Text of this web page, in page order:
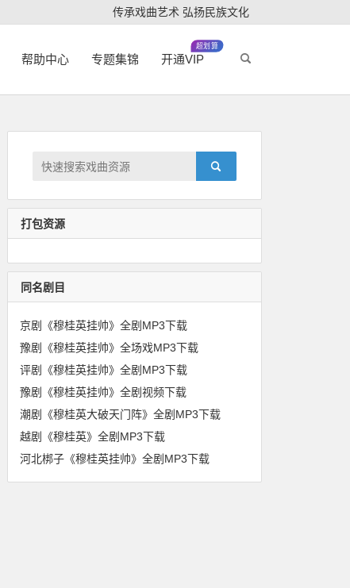
传承戏曲艺术 弘扬民族文化
帮助中心 专题集锦 开通VIP
超划算
打包资源
同名剧目
京剧《穆桂英挂帅》全剧MP3下载
豫剧《穆桂英挂帅》全场戏MP3下载
评剧《穆桂英挂帅》全剧MP3下载
豫剧《穆桂英挂帅》全剧视频下载
潮剧《穆桂英大破天门阵》全剧MP3下载
越剧《穆桂英》全剧MP3下载
河北梆子《穆桂英挂帅》全剧MP3下载